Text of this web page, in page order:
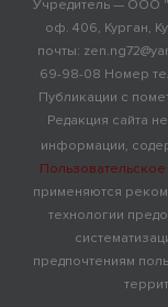
Учредитель — ООО
оф. 406, Курган,
почты:
69-98-08 Номер
Публикации с
Редакция сайта
информации,
применяются
технологии
предпочтениям